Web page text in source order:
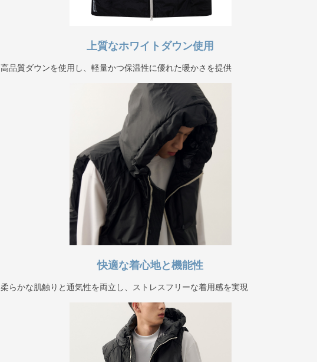
上質なホワイトダウン使用
高品質ダウンを使用し、軽量かつ保温性に優れた暖かさを提供
快適な着心地と機能性
柔らかな肌触りと通気性を両立し、ストレスフリーな着用感を実現